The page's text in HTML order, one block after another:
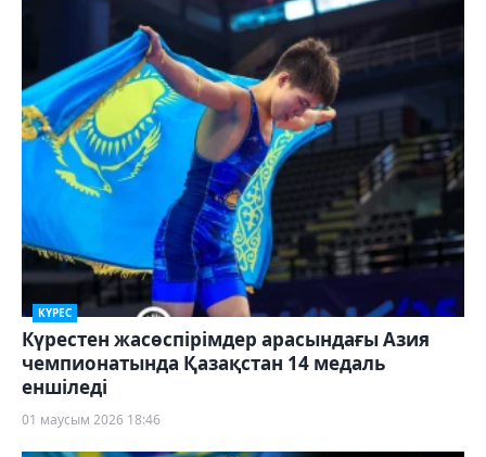
КҮРЕС
Күрестен жасөспірімдер арасындағы Азия
чемпионатында Қазақстан 14 медаль
еншіледі
01 маусым 2026 18:46